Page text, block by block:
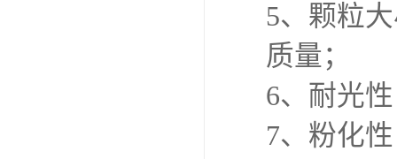
5、颗粒
质量；
6、耐光
7、粉化